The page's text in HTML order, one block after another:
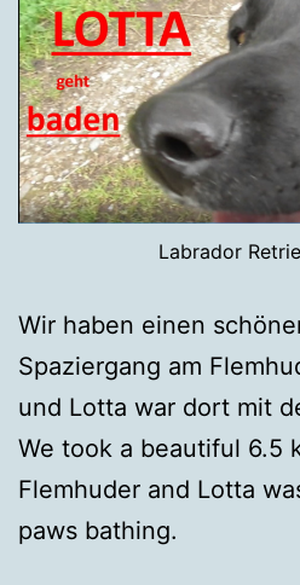
Labrador
Wir haben einen
Spaziergang am
und Lotta war dort mit
We took a beautiful 6.5
Flemhuder and Lotta
paws bathing.